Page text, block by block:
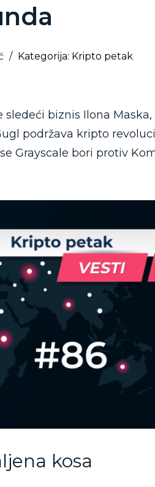
/ Kategorija: Kripto petak
biznis Ilona Maska,
podržava kripto
Grayscale bori protiv
kosa